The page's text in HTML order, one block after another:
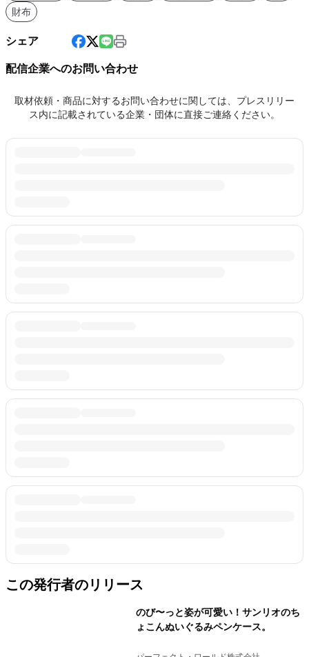
財布
シェア
配信企業へのお問い合わせ
取材依頼・商品に対するお問い合わせに関しては、プレスリリー
ス内に記載されている企業・団体に直接ご連絡ください。
この発行者のリリース
のび〜っと姿が可愛い！サンリオのち
ょこんぬいぐるみペンケース。